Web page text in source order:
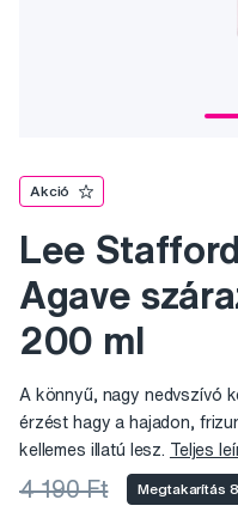
Akció
Lee
Agave
200 ml
A könnyű, nagy nedvszívó
érzést hagy a hajadon,
kellemes illatú lesz. Teljes
4 190 Ft Megtakarítás